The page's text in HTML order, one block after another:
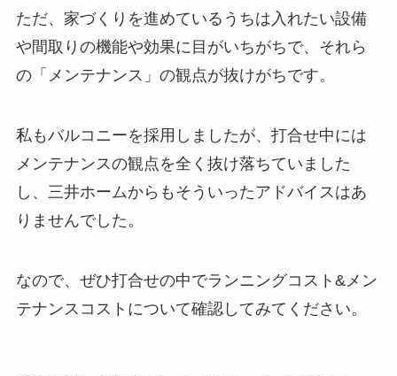
ただ、家づくりを進めているうちは入れたい設備
や間取りの機能や効果に目がいちがちで、それら
の「メンテナンス」の観点が抜けがちです。
私もバルコニーを採用しましたが、打合せ中には
メンテナンスの観点を全く抜け落ちていました
し、三井ホームからもそういったアドバイスはあ
りませんでした。
なので、ぜひ打合せの中でランニングコスト&メン
テナンスコストについて確認してみてください。